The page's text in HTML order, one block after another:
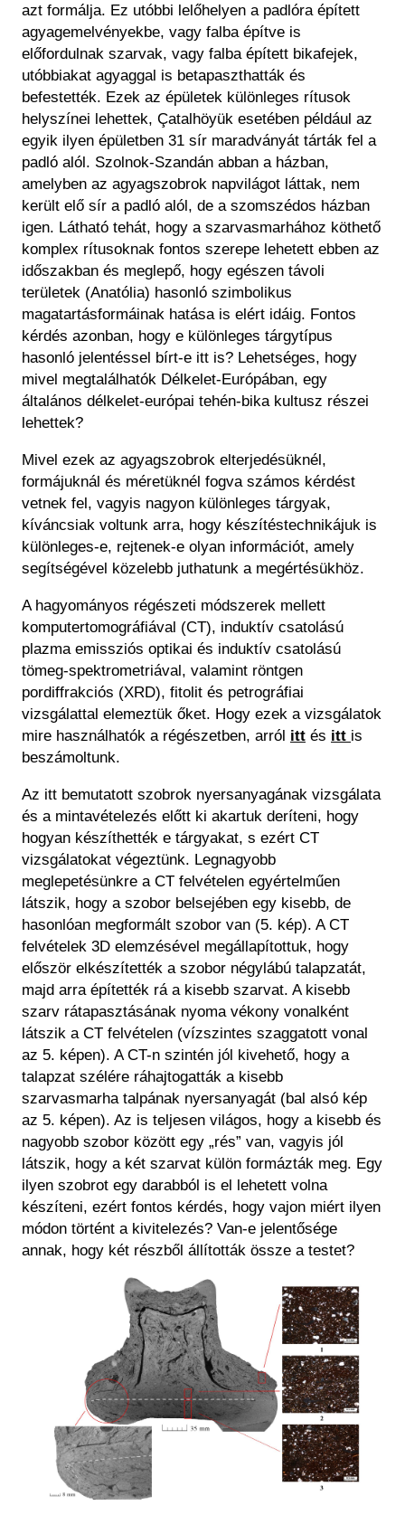
azt formálja. Ez utóbbi lelőhelyen a padlóra épített
agyagemelvényekbe, vagy falba építve is
előfordulnak szarvak, vagy falba épített bikafejek,
utóbbiakat agyaggal is betapaszthatták és
befestették. Ezek az épületek különleges rítusok
helyszínei lehettek, Çatalhöyük esetében például az
egyik ilyen épületben 31 sír maradványát tárták fel a
padló alól. Szolnok-Szandán abban a házban,
amelyben az agyagszobrok napvilágot láttak, nem
került elő sír a padló alól, de a szomszédos házban
igen. Látható tehát, hogy a szarvasmarhához köthető
komplex rítusoknak fontos szerepe lehetett ebben az
időszakban és meglepő, hogy egészen távoli
területek (Anatólia) hasonló szimbolikus
magatartásformáinak hatása is elért idáig. Fontos
kérdés azonban, hogy e különleges tárgytípus
hasonló jelentéssel bírt-e itt is? Lehetséges, hogy
mivel megtalálhatók Délkelet-Európában, egy
általános délkelet-európai tehén-bika kultusz részei
lehettek?
Mivel ezek az agyagszobrok elterjedésüknél,
formájuknál és méretüknél fogva számos kérdést
vetnek fel, vagyis nagyon különleges tárgyak,
kíváncsiak voltunk arra, hogy készítéstechnikájuk is
különleges-e, rejtenek-e olyan információt, amely
segítségével közelebb juthatunk a megértésükhöz.
A hagyományos régészeti módszerek mellett
komputertomográfiával (CT), induktív csatolású
plazma emissziós optikai és induktív csatolású
tömeg-spektrometriával, valamint röntgen
pordiffrakciós (XRD), fitolit és petrográfiai
vizsgálattal elemeztük őket. Hogy ezek a vizsgálatok
mire használhatók a régészetben, arról itt és itt is
beszámoltunk.
Az itt bemutatott szobrok nyersanyagának vizsgálata
és a mintavételezés előtt ki akartuk deríteni, hogy
hogyan készíthették e tárgyakat, s ezért CT
vizsgálatokat végeztünk. Legnagyobb
meglepetésünkre a CT felvételen egyértelműen
látszik, hogy a szobor belsejében egy kisebb, de
hasonlóan megformált szobor van (5. kép). A CT
felvételek 3D elemzésével megállapítottuk, hogy
először elkészítették a szobor négylábú talapzatát,
majd arra építették rá a kisebb szarvat. A kisebb
szarv rátapasztásának nyoma vékony vonalként
látszik a CT felvételen (vízszintes szaggatott vonal
az 5. képen). A CT-n szintén jól kivehető, hogy a
talapzat szélére ráhajtogatták a kisebb
szarvasmarha talpának nyersanyagát (bal alsó kép
az 5. képen). Az is teljesen világos, hogy a kisebb és
nagyobb szobor között egy „rés” van, vagyis jól
látszik, hogy a két szarvat külön formázták meg. Egy
ilyen szobrot egy darabból is el lehetett volna
készíteni, ezért fontos kérdés, hogy vajon miért ilyen
módon történt a kivitelezés? Van-e jelentősége
annak, hogy két részből állították össze a testet?